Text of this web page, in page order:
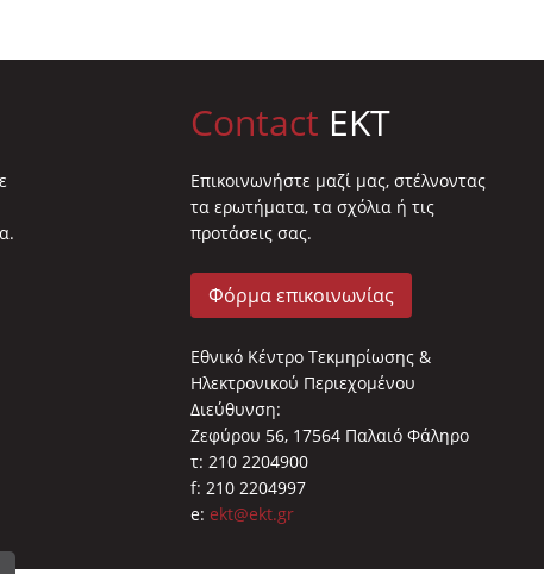
Contact EKT
Επικοινωνήστε μαζί μας, στέλνοντας
τα ερωτήματα, τα σχόλια ή τις
προτάσεις σας.
Φόρμα επικοινωνίας
Εθνικό Κέντρο Τεκμηρίωσης &
Ηλεκτρονικού Περιεχομένου
Διεύθυνση:
Ζεφύρου 56, 17564 Παλαιό Φάληρο
τ: 210 2204900
f: 210 2204997
e: ekt@ekt.gr